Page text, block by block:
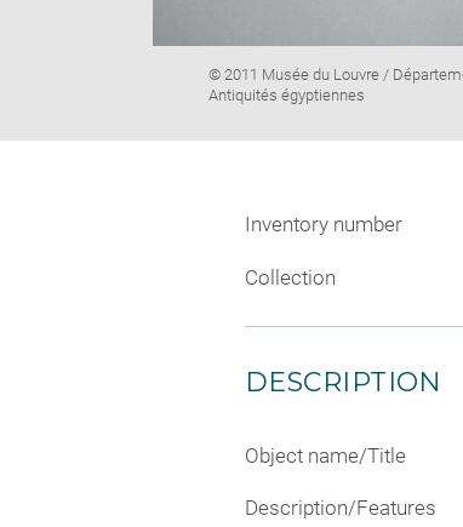
Image
caption:
© 2011 Musée du Louvre /
Antiquités égyptiennes
Inventory number
Collection
DESCRIPTION
Object name/Title
Description/Features